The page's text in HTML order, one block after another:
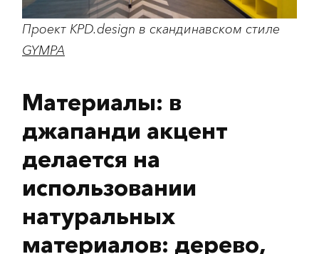
Проект KPD.design в скандинавском стиле
GYMPA
Материалы: в
джапанди акцент
делается на
использовании
натуральных
материалов: дерево,